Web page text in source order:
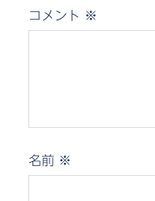
コメント ※
名前 ※